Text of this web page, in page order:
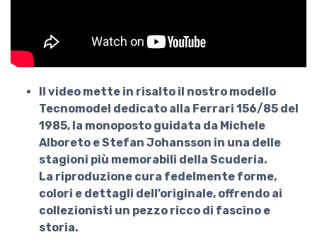
Il video mette in risalto il nostro modello
Tecnomodel dedicato alla Ferrari 156/85 del
1985, la monoposto guidata da Michele
Alboreto eStefan Johansson in una delle
stagioni più memorabili della Scuderia.
La riproduzione cura fedelmente forme,
colori e dettagli dell’originale, offrendo ai
collezionisti un pezzo ricco di fascino e
storia.